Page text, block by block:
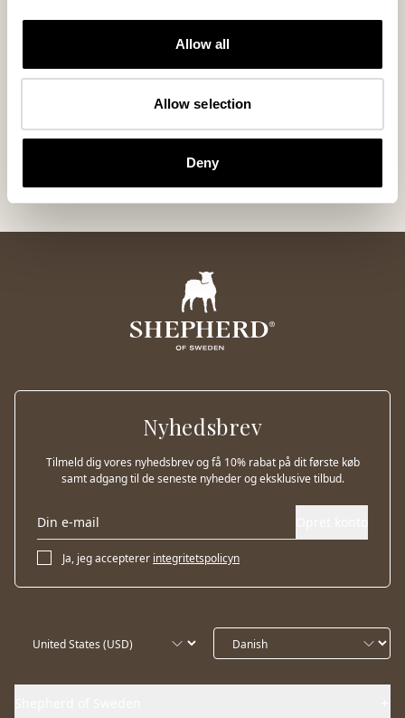
Allow all
Allow selection
Deny
Blød pude i fåreskind 50 x 50 cm
Blødt og tidløst
6
Nyhedsbrev
Tilmeld dig vores nyhedsbrev og få 10% rabat på dit første køb
samt adgang til de seneste nyheder og eksklusive tilbud.
Ja, jeg accepterer integritetspolicyn